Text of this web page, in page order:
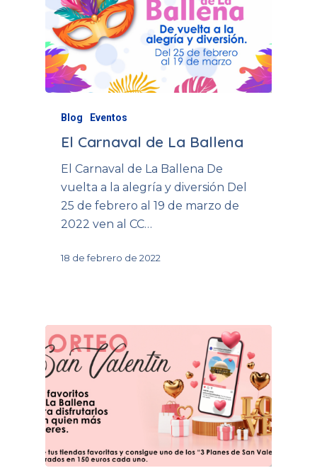
Blog Eventos
El Carnaval de La Ballena
El Carnaval de La Ballena De
vuelta a la alegría y diversión Del
25 de febrero al 19 de marzo de
2022 ven al CC…
18 de febrero de 2022